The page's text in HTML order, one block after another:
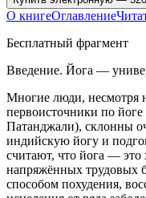
О книгеОглавление
Бесплатный фрагмент
Введение. Йога —
Многие люди, несмотря
первоисточники по
Патанджали), склонны
индийскую йогу и
считают, что йога — это
напряжённых трудовых
способом похудения,